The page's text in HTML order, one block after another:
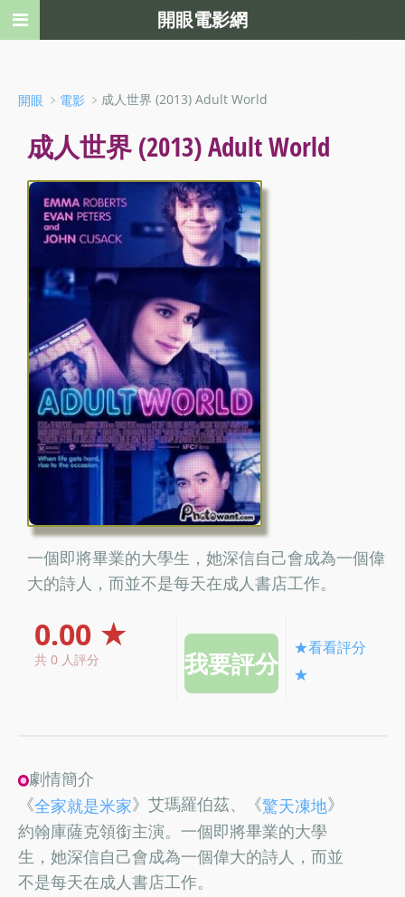
開眼 ﹥ 電影 ﹥成人世界 (2013) Adult World
成人世界 (2013) Adult World
一個即將畢業的大學生，她深信自己會成為一個偉
大的詩人，而並不是每天在成人書店工作。
0.00 ★
共 0 人評分
★看看評分
★
劇情簡介
《全家就是米家》艾瑪羅伯茲、《驚天凍地》
約翰庫薩克領銜主演。一個即將畢業的大學
生，她深信自己會成為一個偉大的詩人，而並
不是每天在成人書店工作。
開眼電影網